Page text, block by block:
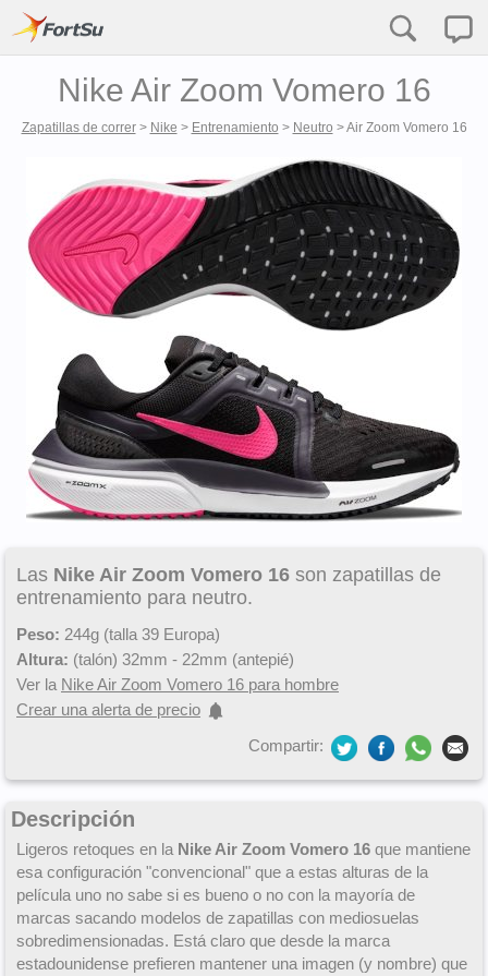
Nike Air Zoom Vomero 16
Zapatillas de correr> Nike > Entrenamiento > Neutro >Air Zoom Vomero 16
Las Nike Air Zoom Vomero 16 son zapatillas de
entrenamiento para neutro.
Peso: 244g (talla 39 Europa)
Altura: (talón) 32mm - 22mm (antepié)
Ver la Nike Air Zoom Vomero 16 para hombre
Crear una alerta de precio
Compartir:
Descripción
Ligeros retoques en la Nike Air Zoom Vomero 16 que mantiene
esa configuración "convencional" que a estas alturas de la
película uno no sabe si es bueno o no con la mayoría de
marcas sacando modelos de zapatillas con mediosuelas
sobredimensionadas. Está claro que desde la marca
estadounidense prefieren mantener una imagen (y nombre) que